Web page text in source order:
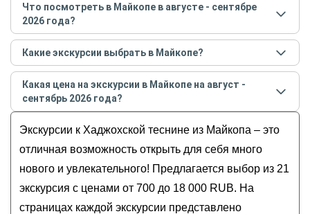
Что посмотреть в Майкопе в августе - сентябре
2026 года?
Самые популярные местав Майкопев августе -
сентябре 2026года:
Центральный парк
Монумент «Единение и согласие»
Монументальная композиция «Дружба»
Пивоваренный завод
Национальный музей Республики Адыгея
Какие экскурсии выбрать в Майкопе?
Самые популярные экскурсиив Майкопев августе
- сентябре 2026года:
А поехали в Лаго-Наки?
Лаго-Наки: жемчужина Кавказских гор Адыгеи
Вековой «Питейный дом Российской
монополии» в Майкопе
Джиппинг в Адыгее: экстрим и природа
Рад знакомству, город Майкоп!
Какая цена на экскурсии в Майкопе на август -
сентябрь 2026 года?
сентябрь 2026года от 700до 18 000 RUB
Экскурсии к Хаджохской теснине из Майкопа – это
отличная возможность открыть для себя много
нового и увлекательного! Предлагается выбор из 21
экскурсия с ценами от 700 до 18 000 RUB. На
страницах каждой экскурсии представлено